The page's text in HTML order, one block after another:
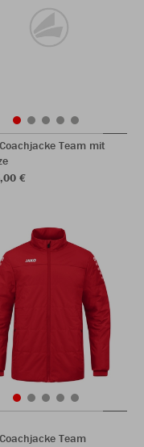
Team mit
€
Team